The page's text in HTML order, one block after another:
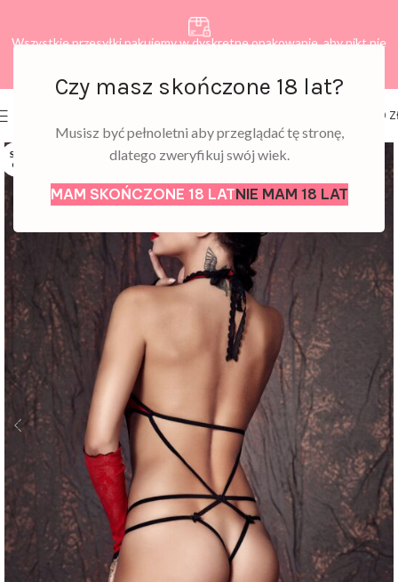
Czy masz skończone 18 lat?
Musisz być pełnoletni aby przeglądać tę stronę,
dlatego zweryfikuj swój wiek.
MAM SKOŃCZONE 18 LATNIE MAM 18 LAT
Wszystkie przesyłki pakujemy w dyskretne opakowanie, aby nikt nie
0,00
SOLD
OUT